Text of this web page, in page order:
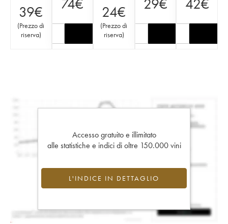
39€
(Prezzo di
riserva)
74€ 24€
(Prezzo di
riserva)
29€ 42€
Accesso gratuito e illimitato
alle statistiche e indici di oltre 150.000 vini
L'INDICE IN DETTAGLIO